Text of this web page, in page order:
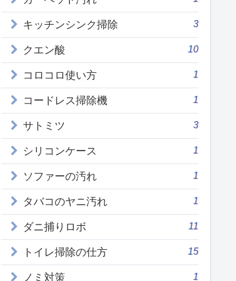
キッチンシンク掃除 3
クエン酸 10
コロコロ使い方 1
コードレス掃除機 1
サトミツ 3
シリコンケース 1
ソファーの汚れ 1
タバコのヤニ汚れ 1
ダニ捕りロボ 11
トイレ掃除の仕方 15
ノミ対策 1